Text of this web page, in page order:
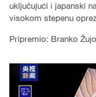
uključujući i japanski
visokom stepenu
Pripremio: Branko